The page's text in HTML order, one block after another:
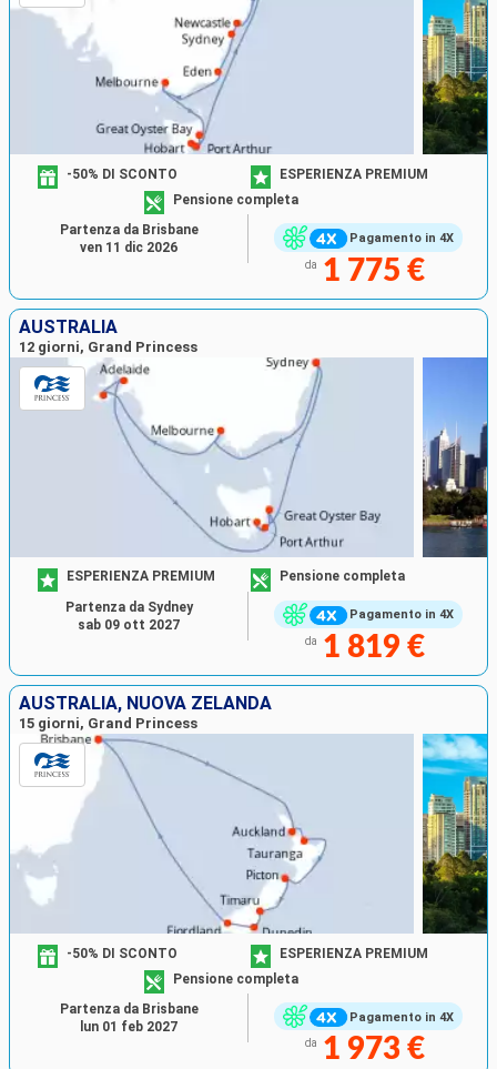
Pagamento in 4X
-50% DI SCONTO
ESPERIENZA PREMIUM
Pensione completa
da 1 775 €
Partenza da Brisbane
ven 11 dic 2026
AUSTRALIA
12 giorni, Grand Princess
Pagamento in 4X
ESPERIENZA PREMIUM Pensione completa
da 1 819 €
Partenza da Sydney
sab 09 ott 2027
AUSTRALIA, NUOVA ZELANDA
15 giorni, Grand Princess
Pagamento in 4X
-50% DI SCONTO
ESPERIENZA PREMIUM
Pensione completa
da 1 973 €
Partenza da Brisbane
lun 01 feb 2027